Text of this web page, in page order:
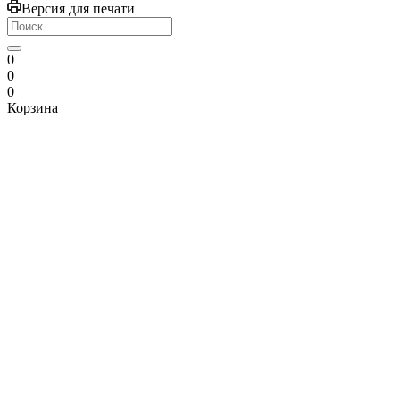
Версия для печати
0
0
0
Корзина